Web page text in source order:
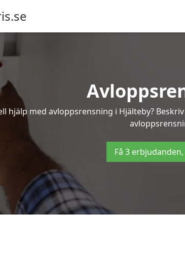
hjälp med avloppsrensning i Hjälteby?
Få 3